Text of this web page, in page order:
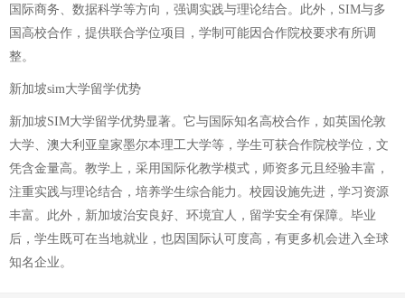
国际商务、数据科学等方向，强调实践与理论结合。此外，SIM与多
国高校合作，提供联合学位项目，学制可能因合作院校要求有所调
整。
新加坡sim大学留学优势
新加坡SIM大学留学优势显著。它与国际知名高校合作，如英国伦敦
大学、澳大利亚皇家墨尔本理工大学等，学生可获合作院校学位，文
凭含金量高。教学上，采用国际化教学模式，师资多元且经验丰富，
注重实践与理论结合，培养学生综合能力。校园设施先进，学习资源
丰富。此外，新加坡治安良好、环境宜人，留学安全有保障。毕业
后，学生既可在当地就业，也因国际认可度高，有更多机会进入全球
知名企业。